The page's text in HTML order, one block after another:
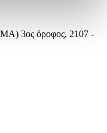
3ος όροφος, 2107 -